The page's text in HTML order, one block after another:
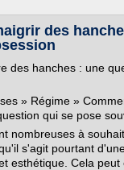
des
des hanches : une
» Régime »
qui se pose
nombreuses à
s'agit pourtant
esthétique. Cela peut